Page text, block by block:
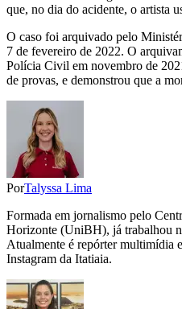
que, no dia do acidente, o artista
O caso foi arquivado pelo
7 de fevereiro de 2022. O
Polícia Civil em novembro de
de provas, e demonstrou que a
PorTalyssa Lima
Formada em jornalismo pelo
Horizonte (UniBH), já trabalhou
Atualmente é repórter multimídia
Instagram da Itatiaia.